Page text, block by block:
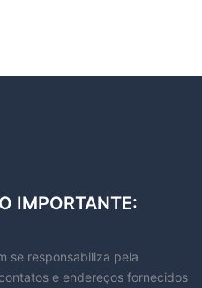
IMPORTANTE:
se responsabiliza pela
e endereços fornecidos